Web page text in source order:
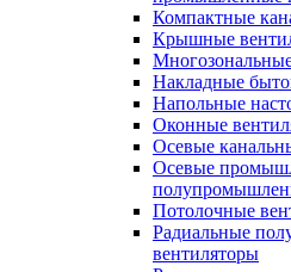
Компактные
Крышные
Накладные
Напольные
Оконные
Осевые
Осевые
Потолочные
Радиальные
вентиляторы